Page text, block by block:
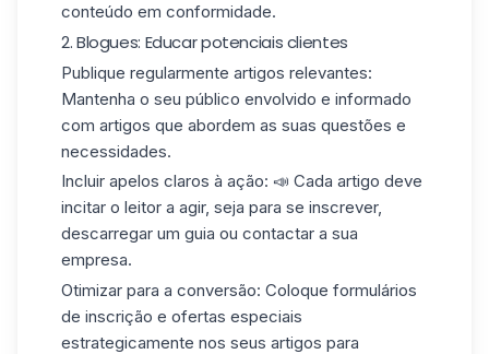
conteúdo em conformidade.
2. Blogues: Educar potenciais clientes
Publique regularmente artigos relevantes:
Mantenha o seu público envolvido e informado
com artigos que abordem as suas questões e
necessidades.
Incluir apelos claros à ação: 📣 Cada artigo deve
incitar o leitor a agir, seja para se inscrever,
descarregar um guia ou contactar a sua
empresa.
Otimizar para a conversão: Coloque formulários
de inscrição e ofertas especiais
estrategicamente nos seus artigos para